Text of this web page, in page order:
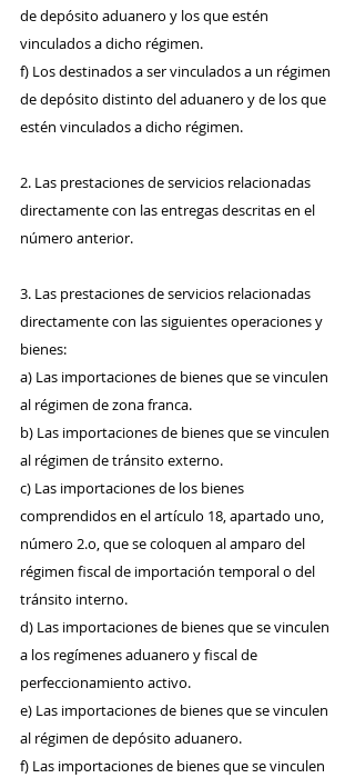
de depósito aduanero y los que estén
vinculados a dicho régimen.
f) Los destinados a ser vinculados a un régimen
de depósito distinto del aduanero y de los que
estén vinculados a dicho régimen.
2. Las prestaciones de servicios relacionadas
directamente con las entregas descritas en el
número anterior.
3. Las prestaciones de servicios relacionadas
directamente con las siguientes operaciones y
bienes:
a) Las importaciones de bienes que se vinculen
al régimen de zona franca.
b) Las importaciones de bienes que se vinculen
al régimen de tránsito externo.
c) Las importaciones de los bienes
comprendidos en el artículo 18, apartado uno,
número 2.o, que se coloquen al amparo del
régimen fiscal de importación temporal o del
tránsito interno.
d) Las importaciones de bienes que se vinculen
a los regímenes aduanero y fiscal de
perfeccionamiento activo.
e) Las importaciones de bienes que se vinculen
al régimen de depósito aduanero.
f) Las importaciones de bienes que se vinculen